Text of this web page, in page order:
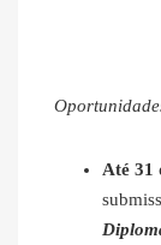
Até 31